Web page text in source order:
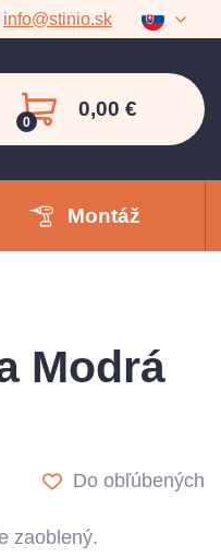
info@stinio.sk
0
0,00 €
Montáž
Modrá
Do obľúbených
zaoblený.